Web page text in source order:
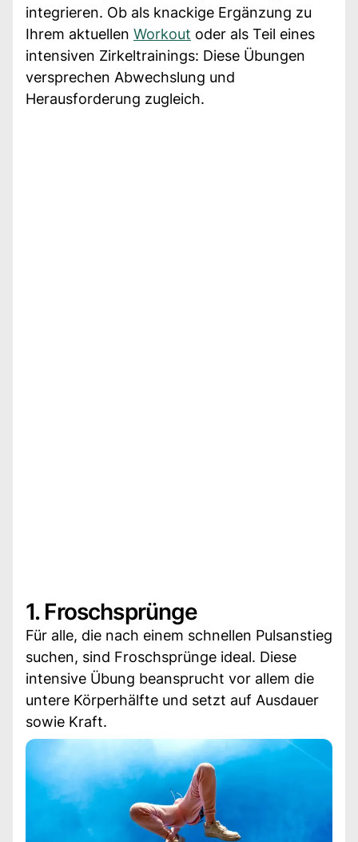
integrieren. Ob als knackige Ergänzung zu
Ihrem aktuellen Workout oder als Teil eines
intensiven Zirkeltrainings: Diese Übungen
versprechen Abwechslung und
Herausforderung zugleich.
1. Froschsprünge
Für alle, die nach einem schnellen Pulsanstieg
suchen, sind Froschsprünge ideal. Diese
intensive Übung beansprucht vor allem die
untere Körperhälfte und setzt auf Ausdauer
sowie Kraft.